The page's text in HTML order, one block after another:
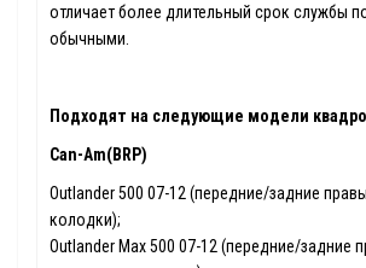
отличает более длительный срок службы
обычными.
Подходят на следующие модели
Can-Am(BRP)
Outlander 500 07-12 (передние/задние
колодки);
Outlander Max 500 07-12 (передние/задние